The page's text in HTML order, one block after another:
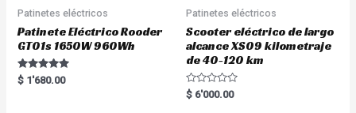
Patinetes eléctricos
Patinete Eléctrico Rooder
GT01s 1650W 960Wh
Rated
5.00
$ 1'680.00
Patinetes eléctricos
Scooter eléctrico de largo
alcance XS09 kilometraje
de 40-120 km
R
a
$ 6'000.00